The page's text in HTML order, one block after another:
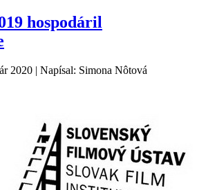
hospodáril
2020 | Napísal: Simona Nôtová